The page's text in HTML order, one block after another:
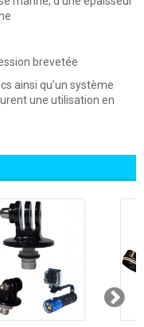
brevetée
ainsi qu’un système
une utilisation en